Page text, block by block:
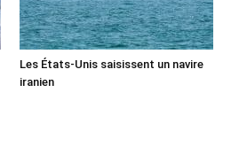
Les États-Unis saisissent un navire
iranien